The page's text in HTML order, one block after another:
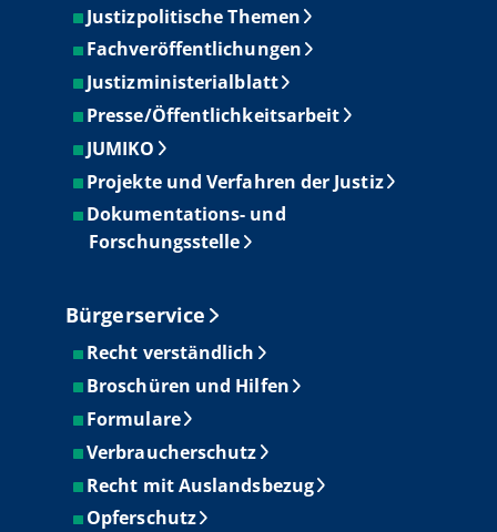
Justizpolitische Themen
Fachveröffentlichungen
Justizministerialblatt
Presse/Öffentlichkeitsarbeit
JUMIKO
Projekte und Verfahren der Justiz
Dokumentations- und
Forschungsstelle
Bürgerservice
Recht verständlich
Broschüren und Hilfen
Formulare
Verbraucherschutz
Recht mit Auslandsbezug
Opferschutz